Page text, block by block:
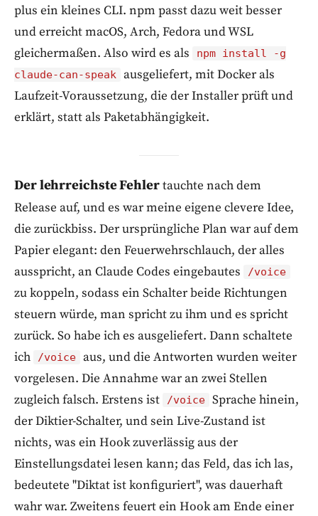
plus ein kleines CLI. npm passt dazu weit besser
und erreicht macOS, Arch, Fedora und WSL
gleichermaßen. Also wird es als
npm install -g
claude-can-speak ausgeliefert, mit Docker als
Laufzeit-Voraussetzung, die der Installer prüft und
erklärt, statt als Paketabhängigkeit.
Der lehrreichste Fehlertauchte nach dem
Release auf, und es war meine eigene clevere Idee,
die zurückbiss. Der ursprüngliche Plan war auf dem
Papier elegant: den Feuerwehrschlauch, der alles
ausspricht, an Claude Codes eingebautes
/voice
zu koppeln, sodass ein Schalter beide Richtungen
steuern würde, man spricht zu ihm und es spricht
zurück. So habe ich es ausgeliefert. Dann schaltete
ich
/voice aus, und die Antworten wurden weiter
vorgelesen. Die Annahme war an zwei Stellen
zugleich falsch. Erstens ist
/voice Sprache hinein,
der Diktier-Schalter, und sein Live-Zustand ist
nichts, was ein Hook zuverlässig aus der
Einstellungsdatei lesen kann; das Feld, das ich las,
bedeutete "Diktat ist konfiguriert", was dauerhaft
wahr war. Zweitens feuert ein Hook am Ende einer